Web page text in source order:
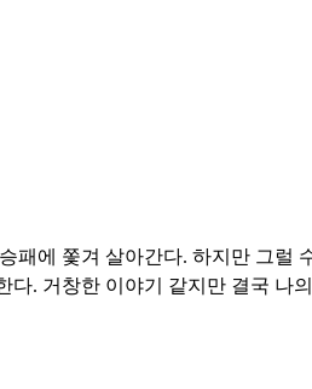
에 쫓겨 살아간다. 하지만 그럴
. 거창한 이야기 같지만 결국 나